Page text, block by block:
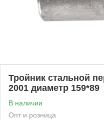
Тройник стальной
2001 диаметр 159*89
В наличии
Опт и розница